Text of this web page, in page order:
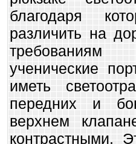
благодаря
различить на
ученические
иметь
передних и
верхнем
контрастными.